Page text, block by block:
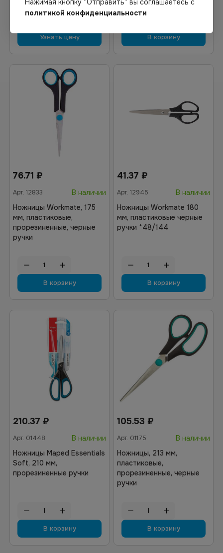
Узнать цену В корзину
76.71 ₽
Арт. 12833
В наличии
Ножницы Workmate, 175
мм, пластиковые,
прорезиненные, черные
ручки
В корзину
41.37 ₽
Арт. 12945
В наличии
Ножницы Workmate 180
мм, пластиковые черные
ручки *48/144
В корзину
210.37 ₽
Арт. 01448
В наличии
Ножницы Maped Essentials
Soft, 210 мм,
прорезиненные ручки
В корзину
105.53 ₽
Арт. 01175
В наличии
Ножницы, 213 мм,
пластиковые,
прорезиненные, черные
ручки
В корзину
Нажимая кнопку “Отправить“ вы соглашаетесь с
политикой конфиденциальности